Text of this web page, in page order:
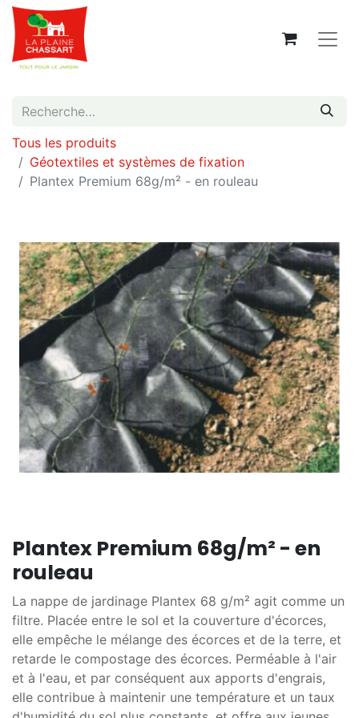
Tous les produits
Géotextiles et systèmes de fixation
Plantex Premium 68g/m² - en rouleau
Plantex Premium 68g/m² - en
rouleau
La nappe de jardinage Plantex 68 g/m² agit comme un
filtre. Placée entre le sol et la couverture d'écorces,
elle empêche le mélange des écorces et de la terre, et
retarde le compostage des écorces. Perméable à l'air
et à l'eau, et par conséquent aux apports d'engrais,
elle contribue à maintenir une température et un taux